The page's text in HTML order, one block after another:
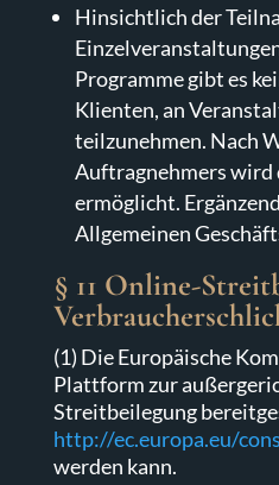
Hinsichtlich der
Programme gibt es
Klienten, an
teilzunehmen. Nach
Auftragnehmers wird
ermöglicht.
Allgemeinen
§ 11 Online-
(1) Die Europäische
Plattform zur
Streitbeilegung
http://ec.europa.eu/
werden kann.